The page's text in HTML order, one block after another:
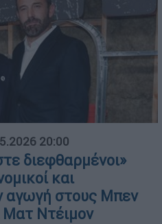
20:00
διεφθαρμένοι»
και
αγωγή στους Μπεν
Ντέιμον